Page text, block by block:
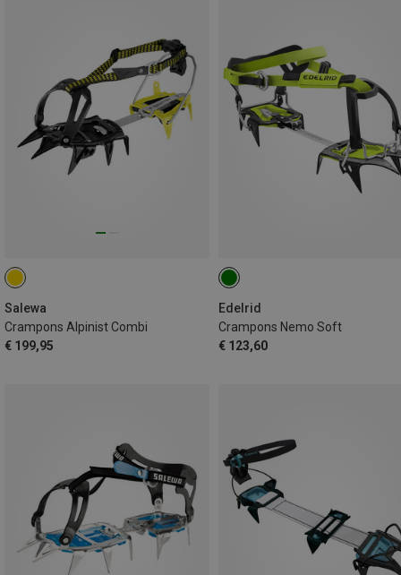
Salewa
Crampons Alpinist Combi
€ 199,95
Edelrid
Crampons Nemo Soft
€ 123,60